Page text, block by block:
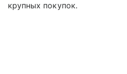
крупных покупок.